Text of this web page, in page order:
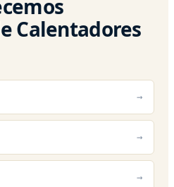
Calentadores